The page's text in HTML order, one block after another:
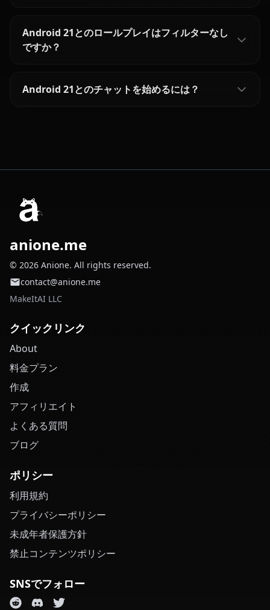
Android 21とのロールプレイはフィルターなし
ですか？
Android 21とのチャットを始めるには？
anione.me
© 2026 Anione. All rights reserved.
contact@anione.me
MakeItAI LLC
クイックリンク
About
料金プラン
作成
アフィリエイト
よくある質問
ブログ
ポリシー
利用規約
プライバシーポリシー
未成年者保護方針
禁止コンテンツポリシー
SNSでフォロー